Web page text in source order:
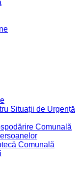
Situații de Urgență
Comunală
Comunală